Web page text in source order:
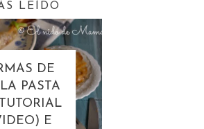
LEÍDO
DE
PASTA
E